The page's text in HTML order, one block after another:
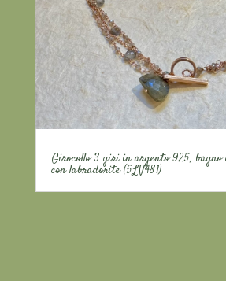
Girocollo 3 giri in argento 925, bagno
con labradorite (5LV481)